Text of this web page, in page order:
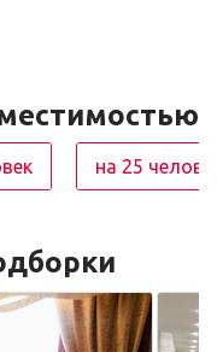
на 25